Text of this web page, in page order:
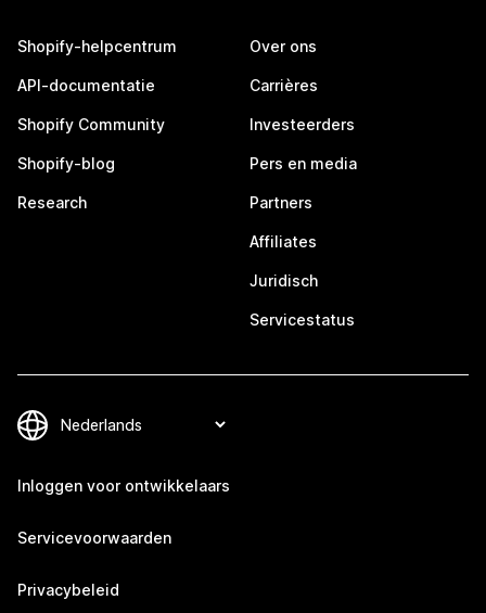
Shopify-helpcentrum
API-documentatie
Shopify Community
Shopify-blog
Research
Over ons
Carrières
Investeerders
Pers en media
Partners
Affiliates
Juridisch
Servicestatus
Inloggen voor ontwikkelaars
Servicevoorwaarden
Privacybeleid